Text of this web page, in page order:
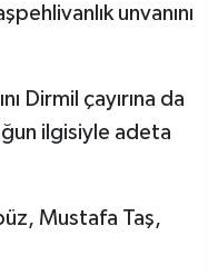
unvanını
Dirmil çayırına da
ilgisiyle adeta
Mustafa Taş,